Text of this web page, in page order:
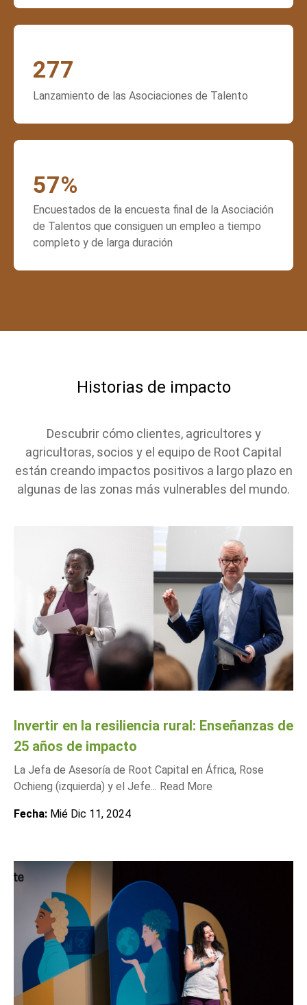
277
Lanzamiento de las Asociaciones de Talento
57%
Encuestados de la encuesta final de la Asociación
de Talentos que consiguen un empleo a tiempo
completo y de larga duración
Historias de impacto
Descubrir cómo clientes, agricultores y
agricultoras, socios y el equipo de Root Capital
están creando impactos positivos a largo plazo en
algunas de las zonas más vulnerables del mundo.
Invertir en la resiliencia rural: Enseñanzas de
25 años de impacto
La Jefa de Asesoría de Root Capital en África, Rose
Ochieng (izquierda) y el Jefe... Read More
Fecha: Mié Dic 11, 2024